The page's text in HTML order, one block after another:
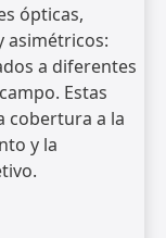
ópticas,
asimétricos:
a diferentes
Estas
cobertura a la
y la